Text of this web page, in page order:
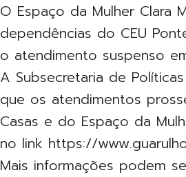
O Espaço da Mulher Clara
dependências do CEU
o atendimento suspenso
A Subsecretaria de
que os atendimentos
Casas e do Espaço da
no link https://
Mais informações podem